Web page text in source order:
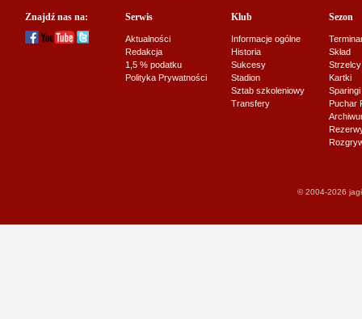
Znajdź nas na: Serwis
Aktualności
Redakcja
1,5 % podatku
Polityka Prywatności
Klub
Informacje ogólne
Historia
Sukcesy
Stadion
Sztab szkoleniowy
Transfery
Sezon
Skład
Strzelcy
Kartki
Sparingi
Puchar
© 2004-2026